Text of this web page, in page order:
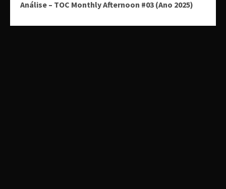
Análise – TOC Monthly Afternoon #03 (Ano 2025)